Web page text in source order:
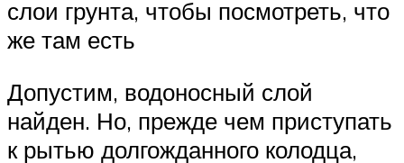
слои грунта, чтобы посмотреть, что
же там есть
Допустим, водоносный слой
найден. Но, прежде чем приступать
к рытью долгожданного колодца,